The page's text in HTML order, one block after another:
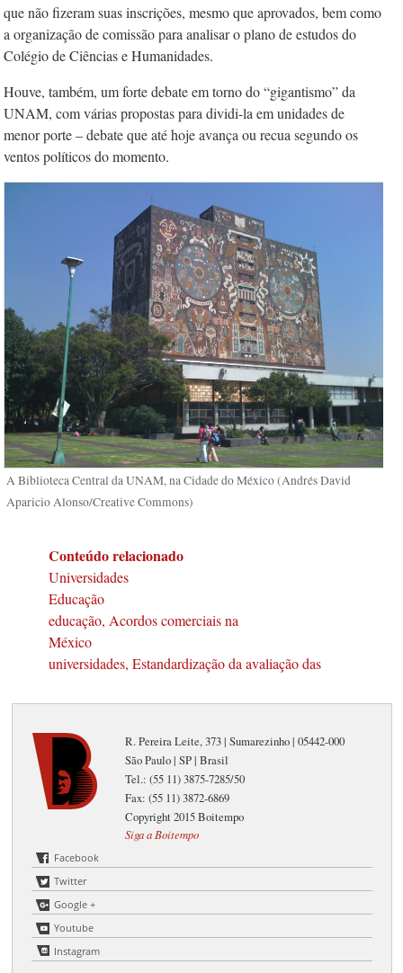
que não fizeram suas inscrições, mesmo que aprovados, bem como
a organização de comissão para analisar o plano de estudos do
Colégio de Ciências e Humanidades.
Houve, também, um forte debate em torno do “gigantismo” da
UNAM, com várias propostas para dividi-la em unidades de
menor porte – debate que até hoje avança ou recua segundo os
ventos políticos do momento.
A Biblioteca Central da UNAM, na Cidade do México (Andrés David
Aparicio Alonso/Creative Commons)
Conteúdo relacionado
Universidades
Educação
educação, Acordos comerciais na
México
universidades, Estandardização da avaliação das
R. Pereira Leite, 373 | Sumarezinho | 05442-000
São Paulo | SP | Brasil
Tel.: (55 11) 3875-7285/50
Fax: (55 11) 3872-6869
Copyright 2015 Boitempo
Siga a Boitempo
Facebook
Twitter
Google +
Youtube
Instagram